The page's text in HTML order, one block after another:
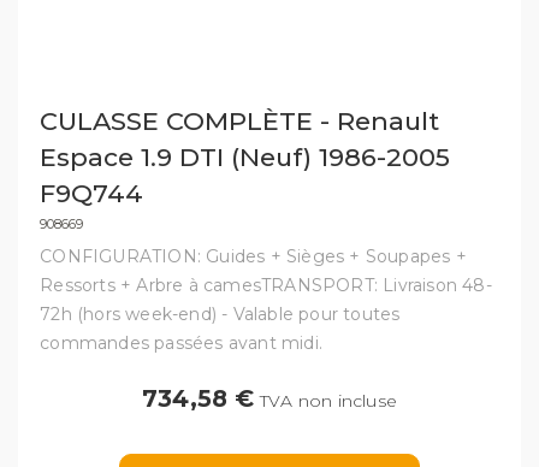
CULASSE COMPLÈTE - Renault
Espace 1.9 DTI (Neuf) 1986-2005
F9Q744
908669
CONFIGURATION: Guides + Sièges + Soupapes +
Ressorts + Arbre à camesTRANSPORT: Livraison 48-
72h (hors week-end) - Valable pour toutes
commandes passées avant midi.
734,58 € TVA non incluse